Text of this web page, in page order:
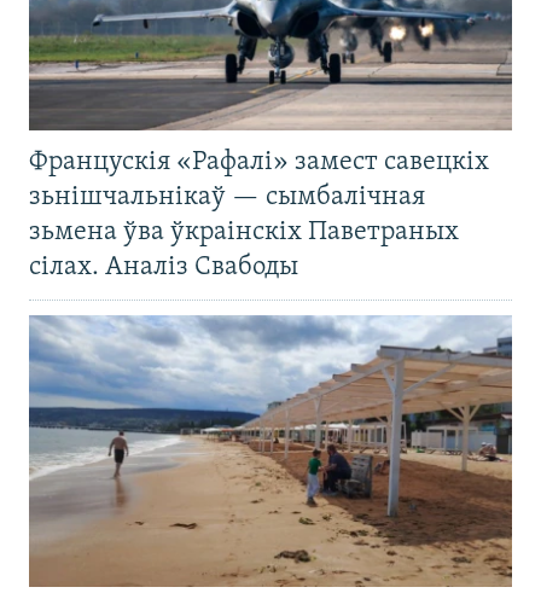
Францускія «Рафалі» замест савецкіх
зьнішчальнікаў — сымбалічная
зьмена ўва ўкраінскіх Паветраных
сілах. Аналіз Свабоды